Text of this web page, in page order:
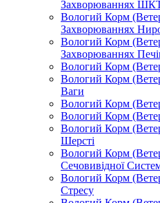
Захворюваннях
Вологий Корм
Захворюваннях
Вологий Корм
Захворюваннях
Вологий Корм
Вологий Корм
Ваги
Вологий Корм
Вологий Корм
Вологий Корм
Шерсті
Вологий Корм
Сечовивідної
Вологий Корм
Стресу